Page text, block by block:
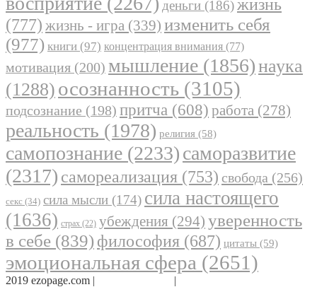
деньги (186)
(777) жизнь - игра (339) изменить себя
(977) книги (97) концентрация внимания (77)
мотивация (200) мышление (1856)наука
(1288) осознанность (3105)
подсознание (198) притча (608) работа (278)
реальность (1978) религия (58)
самопознание (2233)саморазвитие
(2317) самореализация (753) свобода (256)
секс (34) сила мысли (174) сила настоящего
(1636) страх (22) убеждения (294) уверенность
в себе (839) философия (687) цитаты (59)
эмоциональная сфера (2651)
2019 ezopage.com | |